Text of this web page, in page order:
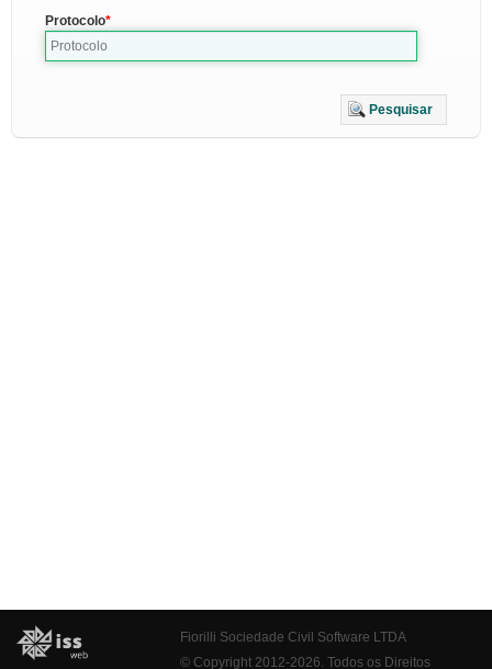
Protocolo
Pesquisar
Fiorilli Sociedade Civil Software LTDA
© Copyright 2012-2026. Todos os Direitos